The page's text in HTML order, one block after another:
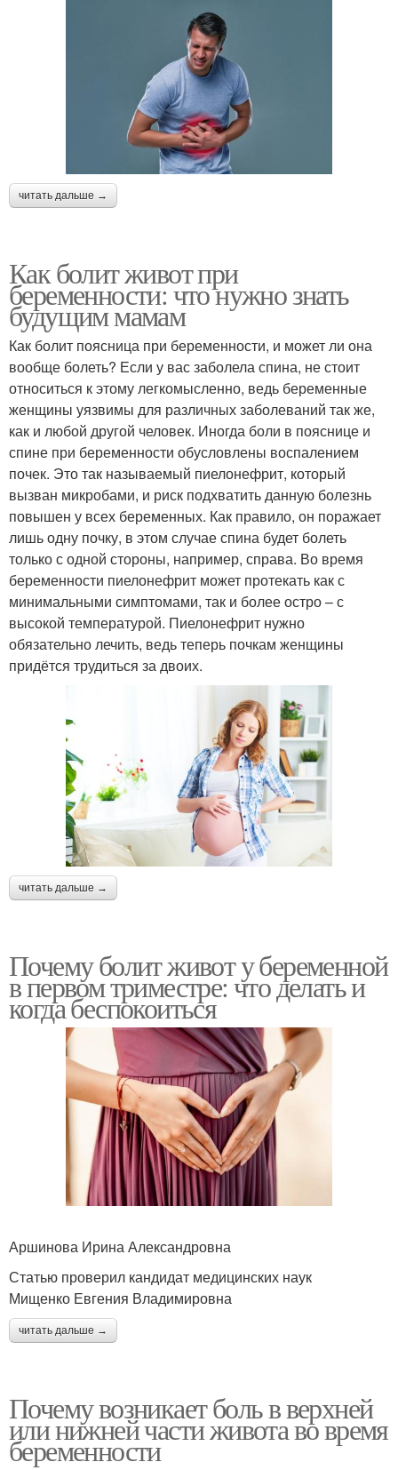
читать дальше →
Как болит живот при
беременности: что нужно знать
будущим мамам
Как болит поясница при беременности, и может ли она
вообще болеть? Если у вас заболела спина, не стоит
относиться к этому легкомысленно, ведь беременные
женщины уязвимы для различных заболеваний так же,
как и любой другой человек. Иногда боли в пояснице и
спине при беременности обусловлены воспалением
почек. Это так называемый пиелонефрит, который
вызван микробами, и риск подхватить данную болезнь
повышен у всех беременных. Как правило, он поражает
лишь одну почку, в этом случае спина будет болеть
только с одной стороны, например, справа. Во время
беременности пиелонефрит может протекать как с
минимальными симптомами, так и более остро – с
высокой температурой. Пиелонефрит нужно
обязательно лечить, ведь теперь почкам женщины
придётся трудиться за двоих.
читать дальше →
Почему болит живот у беременной
в первом триместре: что делать и
когда беспокоиться
Аршинова Ирина Александровна
Статью проверил кандидат медицинских наук
Мищенко Евгения Владимировна
читать дальше →
Почему возникает боль в верхней
или нижней части живота во время
беременности